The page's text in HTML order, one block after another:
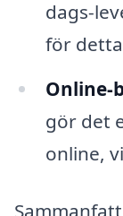
dags-
för
Online-
gör det
online,